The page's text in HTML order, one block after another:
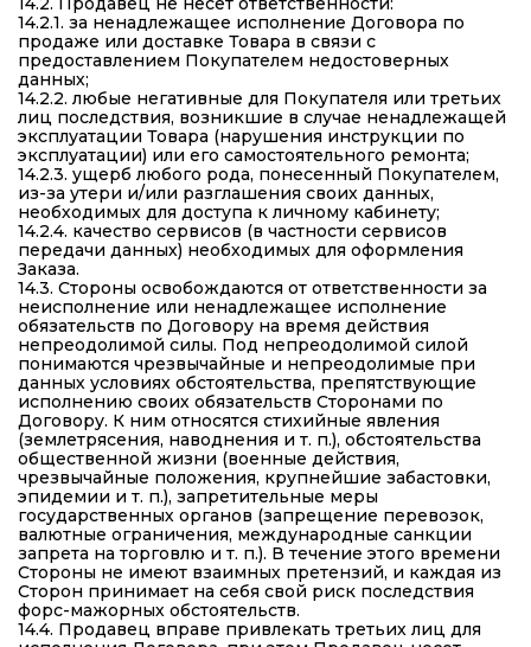
14.2.1. за ненадлежащее исполнение Договора по
продаже или доставке Товара в связи с
предоставлением Покупателем недостоверных
данных;
14.2.2. любые негативные для Покупателя или третьих
лиц последствия, возникшие в случае ненадлежащей
эксплуатации Товара (нарушения инструкции по
эксплуатации) или его самостоятельного ремонта;
14.2.3. ущерб любого рода, понесенный Покупателем,
из-за утери и/или разглашения своих данных,
необходимых для доступа к личному кабинету;
14.2.4. качество сервисов (в частности сервисов
передачи данных) необходимых для оформления
Заказа.
14.3. Стороны освобождаются от ответственности за
неисполнение или ненадлежащее исполнение
обязательств по Договору на время действия
непреодолимой силы. Под непреодолимой силой
понимаются чрезвычайные и непреодолимые при
данных условиях обстоятельства, препятствующие
исполнению своих обязательств Сторонами по
Договору. К ним относятся стихийные явления
(землетрясения, наводнения и т. п.), обстоятельства
общественной жизни (военные действия,
чрезвычайные положения, крупнейшие забастовки,
эпидемии и т. п.), запретительные меры
государственных органов (запрещение перевозок,
валютные ограничения, международные санкции
запрета на торговлю и т. п.). В течение этого времени
Стороны не имеют взаимных претензий, и каждая из
Сторон принимает на себя свой риск последствия
форс-мажорных обстоятельств.
14.4. Продавец вправе привлекать третьих лиц для